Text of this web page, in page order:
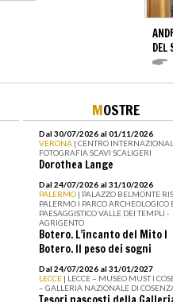
DEL
MOSTRE
Dal 30/07/2026 al 01/11/2026
VERONA | CENTRO
FOTOGRAFIA SCAVI SCALIGERI
Dorothea Lange
Dal 24/07/2026 al 31/10/2026
PALERMO | PALAZZO BELMONTE
PALERMO I PARCO ARCHEOLOGICO
PAESAGGISTICO VALLE DEI TEMPLI -
AGRIGENTO
Botero. L’incanto del Mito I
Botero. Il peso dei sogni
Dal 24/07/2026 al 31/01/2027
LECCE | LECCE – MUSEO MUST I
– GALLERIA NAZIONALE DI